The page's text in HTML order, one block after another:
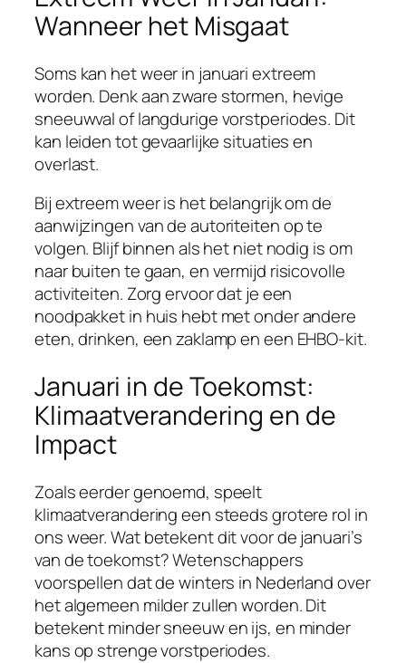
Wanneer het Misgaat
Soms kan het weer in januari extreem
worden. Denk aan zware stormen, hevige
sneeuwval of langdurige vorstperiodes. Dit
kan leiden tot gevaarlijke situaties en
overlast.
Bij extreem weer is het belangrijk om de
aanwijzingen van de autoriteiten op te
volgen. Blijf binnen als het niet nodig is om
naar buiten te gaan, en vermijd risicovolle
activiteiten. Zorg ervoor dat je een
noodpakket in huis hebt met onder andere
eten, drinken, een zaklamp en een EHBO-kit.
Januari in de Toekomst:
Klimaatverandering en de
Impact
Zoals eerder genoemd, speelt
klimaatverandering een steeds grotere rol in
ons weer. Wat betekent dit voor de januari’s
van de toekomst? Wetenschappers
voorspellen dat de winters in Nederland over
het algemeen milder zullen worden. Dit
betekent minder sneeuw en ijs, en minder
kans op strenge vorstperiodes.